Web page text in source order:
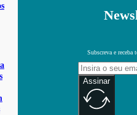
Subscreva e receba
Assinar